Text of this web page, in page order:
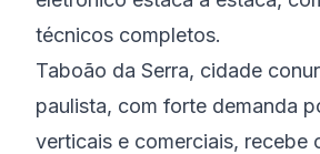
técnicos completos.
Taboão da Serra, cidade
paulista, com forte demanda
verticais e comerciais, recebe